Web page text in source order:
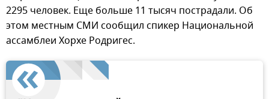
2295 человек. Еще больше 11 тысяч пострадали. Об
этом местным СМИ сообщил спикер Национальной
ассамблеи Хорхе Родригес.